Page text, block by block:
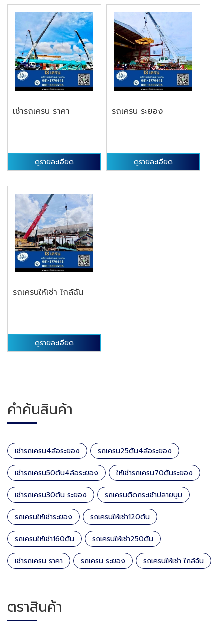
เช่ารถเครน ราคา
ดูรายละเอียด
รถเครน ระยอง
ดูรายละเอียด
รถเครนให้เช่า ใกล้ฉัน
ดูรายละเอียด
คำค้นสินค้า
เช่ารถเครน4ล้อระยอง รถเครน25ตัน4ล้อระยอง
เช่ารถเครน50ตัน4ล้อระยอง ให้เช่ารถเครน70ตันระยอง
เช่ารถเครน30ตัน ระยอง รถเครนติดกระเช้าปลายบูม
รถเครนให้เช่าระยอง รถเครนให้เช่า120ตัน
รถเครนให้เช่า160ตัน รถเครนให้เช่า250ตัน
เช่ารถเครน ราคา รถเครน ระยอง รถเครนให้เช่า ใกล้ฉัน
ตราสินค้า